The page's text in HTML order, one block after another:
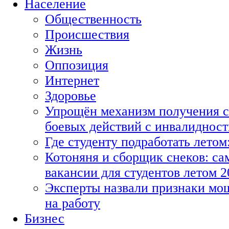
Население
Общественность
Происшествия
Жизнь
Оппозиция
Интернет
Здоровье
Упрощён механизм получения
боевых действий с
Где студенту подработать
Котоняня и сборщик снеков:
вакансии для студентов летом
Эксперты назвали признаки
на работу
Бизнес